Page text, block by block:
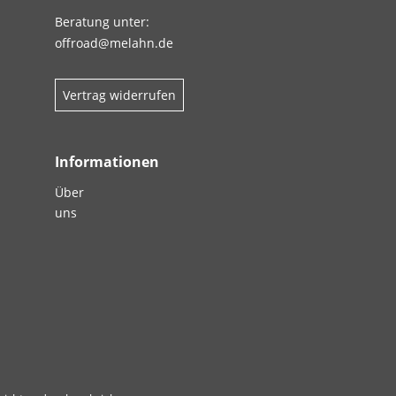
Beratung unter:
offroad@melahn.de
Vertrag widerrufen
Informationen
Über
uns